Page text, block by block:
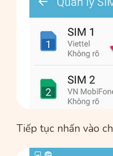
Tiếp tục nhấn vào